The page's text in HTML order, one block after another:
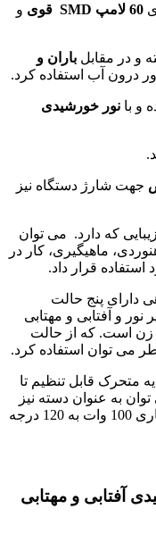
60 لامپ SMD قوی
و
و در مقابل باران و
درون آب استفاده کرد.
و با نور خورشیدی
جهت شارژ دستگاه نیز
که دارد. می توان
ماهیگیری، کار در
قرار داد.
دارای پنج حالت
نور و آفتابی و مهتابی
زن است. که از حالت
می توان استفاده کرد.
متحرک قابل تنظیم تا
توان به عنوان دسته نیز
به کار برد. زاویه تابش نور افکن و چراغ کاری 100 وات به 120 درجه
آفتابی و مهتابی